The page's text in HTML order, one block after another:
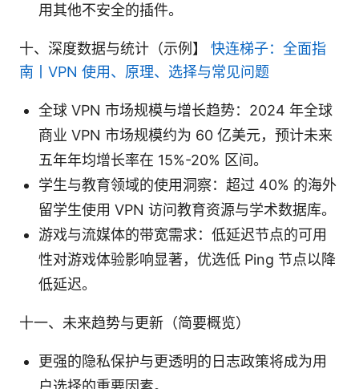
用其他不安全的插件。
十、深度数据与统计（示例】 快连梯子：全面指
南丨VPN 使用、原理、选择与常见问题
全球 VPN 市场规模与增长趋势：2024 年全球
商业 VPN 市场规模约为 60 亿美元，预计未来
五年年均增长率在 15%-20% 区间。
学生与教育领域的使用洞察：超过 40% 的海外
留学生使用 VPN 访问教育资源与学术数据库。
游戏与流媒体的带宽需求：低延迟节点的可用
性对游戏体验影响显著，优选低 Ping 节点以降
低延迟。
十一、未来趋势与更新（简要概览）
更强的隐私保护与更透明的日志政策将成为用